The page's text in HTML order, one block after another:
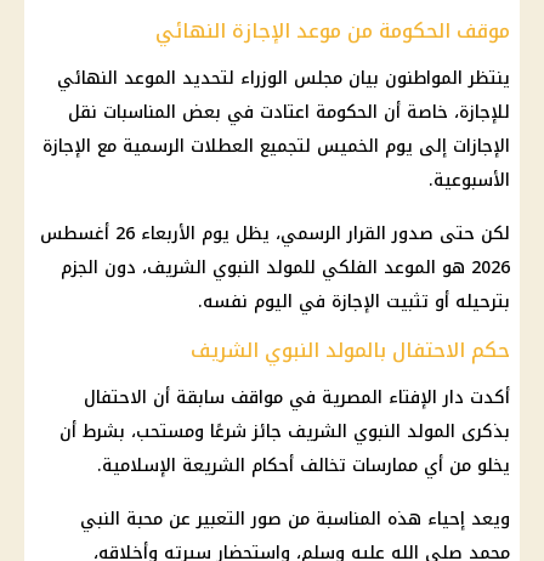
موقف الحكومة من موعد الإجازة النهائي
ينتظر المواطنون بيان مجلس الوزراء لتحديد الموعد النهائي
للإجازة، خاصة أن الحكومة اعتادت في بعض المناسبات نقل
الإجازات إلى يوم الخميس لتجميع العطلات الرسمية مع الإجازة
الأسبوعية.
لكن حتى صدور القرار الرسمي، يظل يوم الأربعاء 26 أغسطس
2026 هو الموعد الفلكي للمولد النبوي الشريف، دون الجزم
بترحيله أو تثبيت الإجازة في اليوم نفسه.
حكم الاحتفال بالمولد النبوي الشريف
أكدت دار الإفتاء المصرية في مواقف سابقة أن الاحتفال
بذكرى المولد النبوي الشريف جائز شرعًا ومستحب، بشرط أن
يخلو من أي ممارسات تخالف أحكام الشريعة الإسلامية.
ويعد إحياء هذه المناسبة من صور التعبير عن محبة النبي
محمد صلى الله عليه وسلم، واستحضار سيرته وأخلاقه،